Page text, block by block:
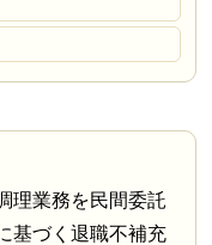
理業務を民間委託
基づく退職不補充